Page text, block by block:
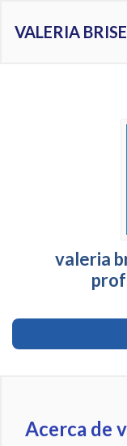
VALERIA
valeria
Acerca de